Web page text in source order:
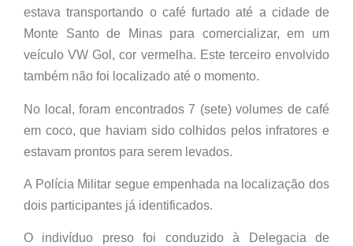
estava transportando o café furtado até a cidade de
Monte Santo de Minas para comercializar, em um
veículo VW Gol, cor vermelha. Este terceiro envolvido
também não foi localizado até o momento.
No local, foram encontrados 7 (sete) volumes de café
em coco, que haviam sido colhidos pelos infratores e
estavam prontos para serem levados.
A Polícia Militar segue empenhada na localização dos
dois participantes já identificados.
O indivíduo preso foi conduzido à Delegacia de